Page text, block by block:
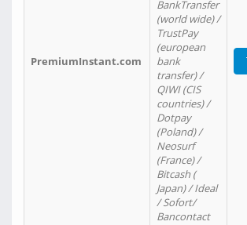
PremiumInstant.com
BankTransfer
(world wide) /
TrustPay
(european
bank
transfer) /
QIWI (CIS
countries) /
Dotpay
(Poland) /
Neosurf
(France) /
Bitcash (
Japan) / Ideal
/ Sofort/
Bancontact